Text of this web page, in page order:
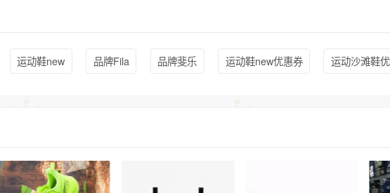
运动鞋new 品牌Fila 品牌斐乐 运动鞋new优惠券 运动沙滩鞋